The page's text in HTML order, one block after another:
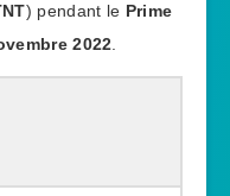
) pendant le Prime
2022